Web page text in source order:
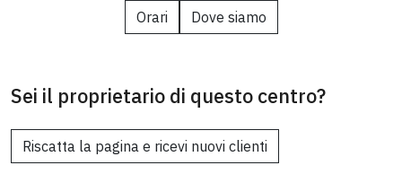
Orari Dove siamo
Sei il proprietario di questo centro?
Riscatta la pagina e ricevi nuovi clienti